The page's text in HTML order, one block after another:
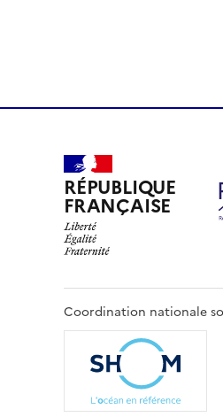
RÉPUBLIQUE
FRANÇAISE
Coordination nationale